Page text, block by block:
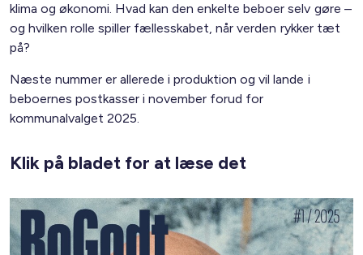
klima og økonomi. Hvad kan den enkelte beboer selv gøre –
og hvilken rolle spiller fællesskabet, når verden rykker tæt
på?
Næste nummer er allerede i produktion og vil lande i
beboernes postkasser i november forud for
kommunalvalget 2025.
Klik på bladet for at læse det